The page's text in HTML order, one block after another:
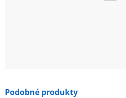
Podobné produkty